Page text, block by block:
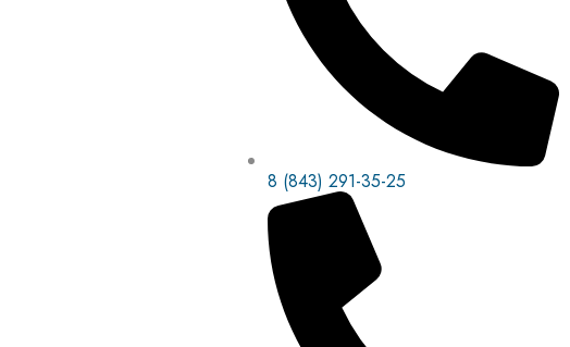
8 (843) 291-35-25